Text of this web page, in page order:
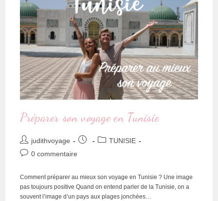
Préparer son voyage en Tunisie
judithvoyage
TUNISIE
0 commentaire
Comment préparer au mieux son voyage en Tunisie ? Une image
pas toujours positive Quand on entend parler de la Tunisie, on a
souvent l’image d’un pays aux plages jonchées…